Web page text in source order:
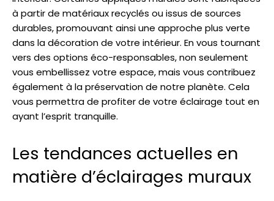
à partir de matériaux recyclés ou issus de sources
durables, promouvant ainsi une approche plus verte
dans la décoration de votre intérieur. En vous tournant
vers des options éco-responsables, non seulement
vous embellissez votre espace, mais vous contribuez
également à la préservation de notre planète. Cela
vous permettra de profiter de votre éclairage tout en
ayant l’esprit tranquille.
Les tendances actuelles en
matière d’éclairages muraux